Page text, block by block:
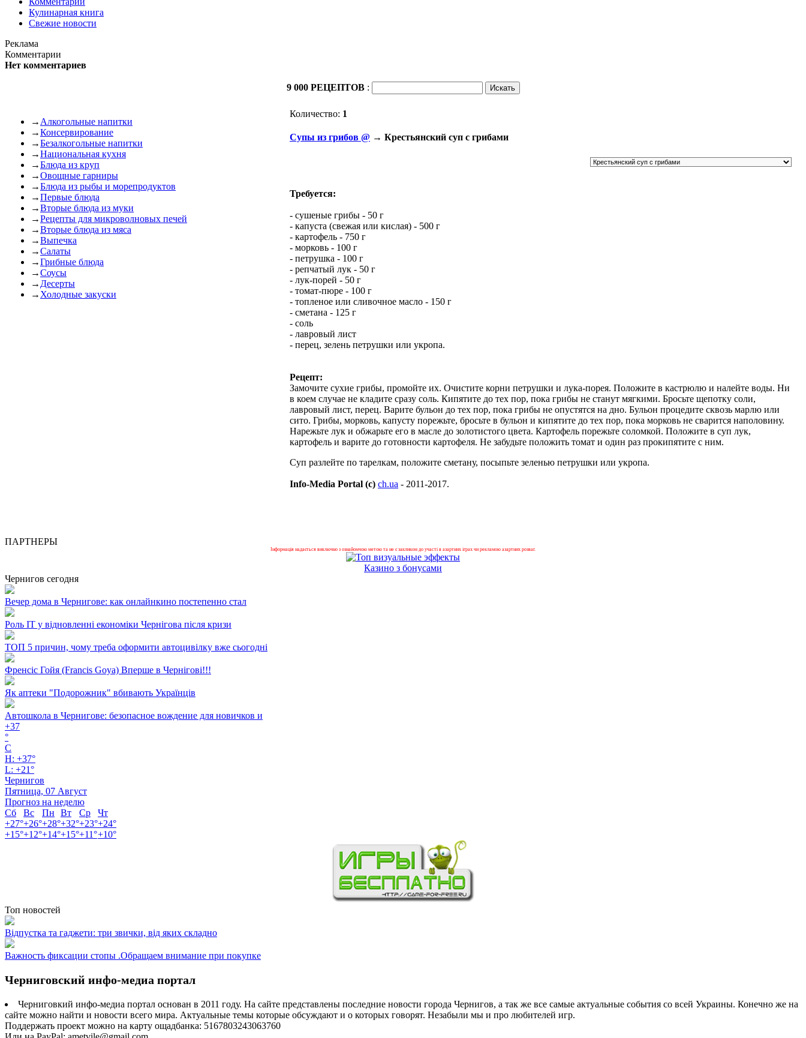
Кулинарная книга
Свежие новости
Реклама
Комментарии
Нет комментариев
9 000 РЕЦЕПТОВ :
→ Алкогольные напитки
→Консервирование
→Безалкогольные напитки
→Национальная кухня
→Блюда из круп
→Овощные гарниры
→Блюда из рыбы и морепродуктов
→Первые блюда
→Вторые блюда из муки
→Рецепты для микроволновых печей
→Вторые блюда из мяса
→Выпечка
→Салаты
→Грибные блюда
→Соусы
→ Десерты
→ Холодные закуски
Количество: 1
Cупы из грибов @ → Крестьянский суп с грибами
Требуется:
- сушеные грибы - 50 г
- капуста (свежая или кислая) - 500 г
- картофель - 750 г
- морковь - 100 г
- петрушка - 100 г
- репчатый лук - 50 г
- лук-порей - 50 г
- томат-пюре - 100 г
- топленое или сливочное масло - 150 г
- сметана - 125 г
- соль
- лавровый лист
- перец, зелень петрушки или укропа.
Рецепт:
Замочите сухие грибы, промойте их. Очистите корни петрушки и лука-порея. Положите в кастрюлю и налейте воды. Ни
в коем случае не кладите сразу соль. Кипятите до тех пор, пока грибы не станут мягкими. Бросьте щепотку соли,
лавровый лист, перец. Варите бульон до тех пор, пока грибы не опустятся на дно. Бульон процедите сквозь марлю или
сито. Грибы, морковь, капусту порежьте, бросьте в бульон и кипятите до тех пор, пока морковь не сварится наполовину.
Нарежьте лук и обжарьте его в масле до золотистого цвета. Картофель порежьте соломкой. Положите в суп лук,
картофель и варите до готовности картофеля. Не забудьте положить томат и один раз прокипятите с ним.
Суп разлейте по тарелкам, положите сметану, посыпьте зеленью петрушки или укропа.
Info-Media Portal (c) ch.ua - 2011-2017.
ПАРТНЕРЫ
Інформація надається виключно з ознайомчою метою та не є закликом до участі в азартних іграх чи рекламою азартних розваг.
Казино з бонусами
Чернигов сегодня
Вечер дома в Чернигове: как онлайнкино постепенно стал
Роль ІТ у відновленні економіки Чернігова після кризи
ТОП 5 причин, чому треба оформити автоцивілку вже сьогодні
Френсіс Гойя (Francis Goya) Вперше в Чернігові!!!
Як аптеки "Подорожник" вбивають Українців
Автошкола в Чернигове: безопасное вождение для новичков и
+37
°
C
H: +37°
L: +21°
Чернигов
Пятница, 07 Август
Прогноз на неделю
Сб
Вс Пн Вт Ср
Чт
+27°+26°+28°+32°+23°+24°
+15°+12°+14°+15°+11°+10°
Топ новостей
Відпустка та гаджети: три звички, від яких складно
Важность фиксации стопы .Обращаем внимание при покупке
Черниговский инфо-медиа портал
Черниговкий инфо-медиа портал основан в 2011 году. На сайте представлены последние новости города Чернигов, а так же все самые актуальные события со всей Украины. Конечно же на
сайте можно найти и новости всего мира. Актуальные темы которые обсуждают и о которых говорят. Незабыли мы и про любителей игр.
Поддержать проект можно на карту ощадбанка: 5167803243063760